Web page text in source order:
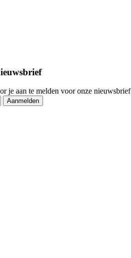
je aan te melden voor onze nieuwsbrief
Aanmelden